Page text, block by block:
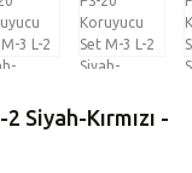
Siyah-Kırmızı -